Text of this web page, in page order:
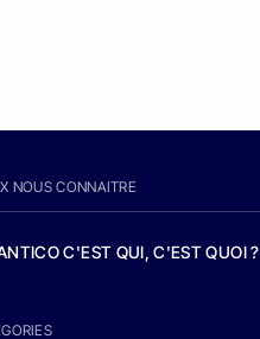
NOUS CONNAITRE
C'EST QUI, C'EST QUOI ?